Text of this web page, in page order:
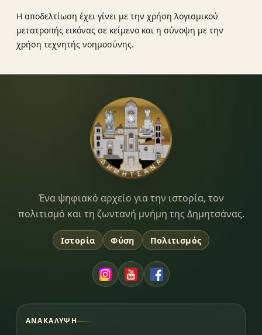
Η αποδελτίωση έχει γίνει με την χρήση λογισμικού
μετατροπής εικόνας σε κείμενο και η σύνοψη με την
χρήση τεχνητής νοημοσύνης.
Dimitsana.gr
Ένα ψηφιακό αρχείο για την ιστορία, τον
πολιτισμό και τη ζωντανή μνήμη της Δημητσάνας.
Ιστορία Φύση Πολιτισμός
ΑΝΑΚΆΛΥΨΗ